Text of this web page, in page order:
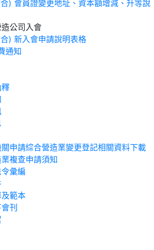
) 會員證變更地址、資本額增減、升等說
公司入會
) 新入會申請說明表格
通知
申請綜合營造業變更登記相關資料下載
複查申請須知
彙編
範本
刊